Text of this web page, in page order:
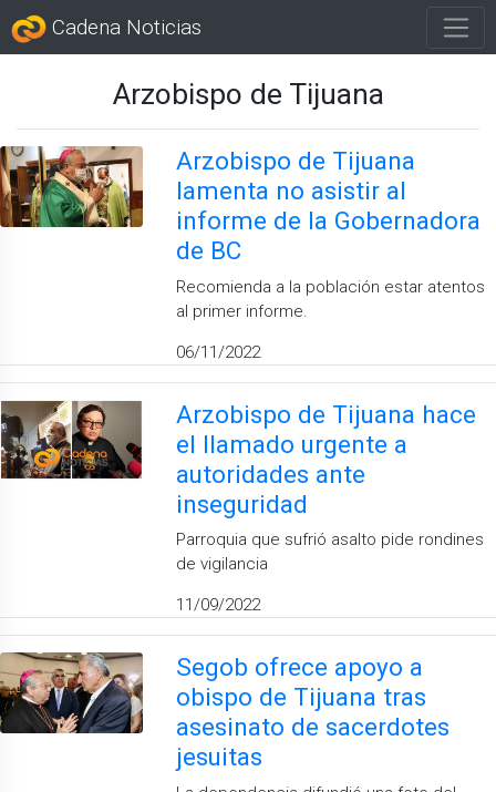
Cadena Noticias
Arzobispo de Tijuana
Arzobispo de Tijuana
lamenta no asistir al
informe de la Gobernadora
de BC
Recomienda a la población estar atentos
al primer informe.
06/11/2022
Arzobispo de Tijuana hace
el llamado urgente a
autoridades ante
inseguridad
Parroquia que sufrió asalto pide rondines
de vigilancia
11/09/2022
Segob ofrece apoyo a
obispo de Tijuana tras
asesinato de sacerdotes
jesuitas